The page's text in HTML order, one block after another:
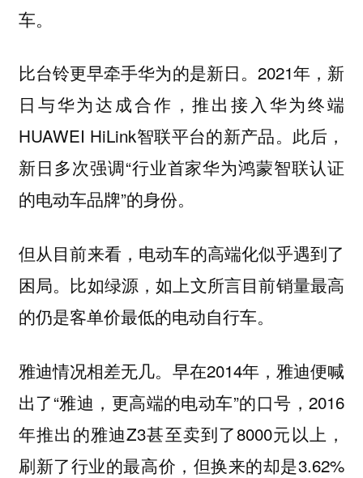
车。
比台铃更早牵手华为的是新日。2021年，新
日与华为达成合作，推出接入华为终端
HUAWEI HiLink智联平台的新产品。此后，
新日多次强调“行业首家华为鸿蒙智联认证
的电动车品牌”的身份。
但从目前来看，电动车的高端化似乎遇到了
困局。比如绿源，如上文所言目前销量最高
的仍是客单价最低的电动自行车。
雅迪情况相差无几。早在2014年，雅迪便喊
出了“雅迪，更高端的电动车”的口号，2016
年推出的雅迪Z3甚至卖到了8000元以上，
刷新了行业的最高价，但换来的却是3.62%